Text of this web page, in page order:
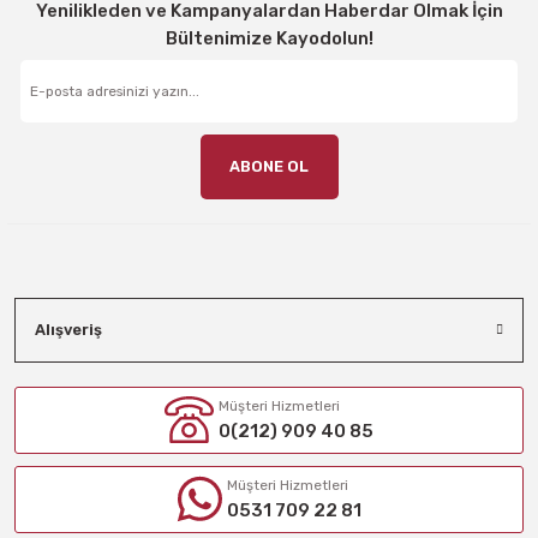
Yenilikleden ve Kampanyalardan Haberdar Olmak İçin
Bültenimize Kayodolun!
ABONE OL
Alışveriş
Müşteri Hizmetleri
0(212) 909 40 85
Müşteri Hizmetleri
0531 709 22 81